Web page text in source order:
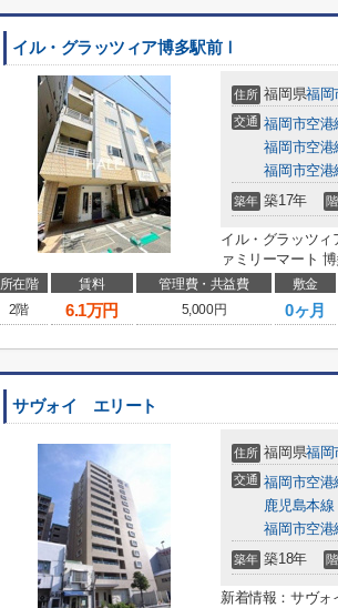
イル・グラッツィア博多駅前Ⅰ
住所 福岡県福岡
交通 福岡市空港
福岡市空港
福岡市空港
築年 築17年
イル・グラッツ
ァミリーマート
所在階 賃料 管理費・共益費 敷金
2階
6.1万円 5,000円 0ヶ月
サヴォイ エリート
住所 福岡県福岡
交通 福岡市空港
鹿児島本線
福岡市空港
築年 築18年
新着情報：サヴ